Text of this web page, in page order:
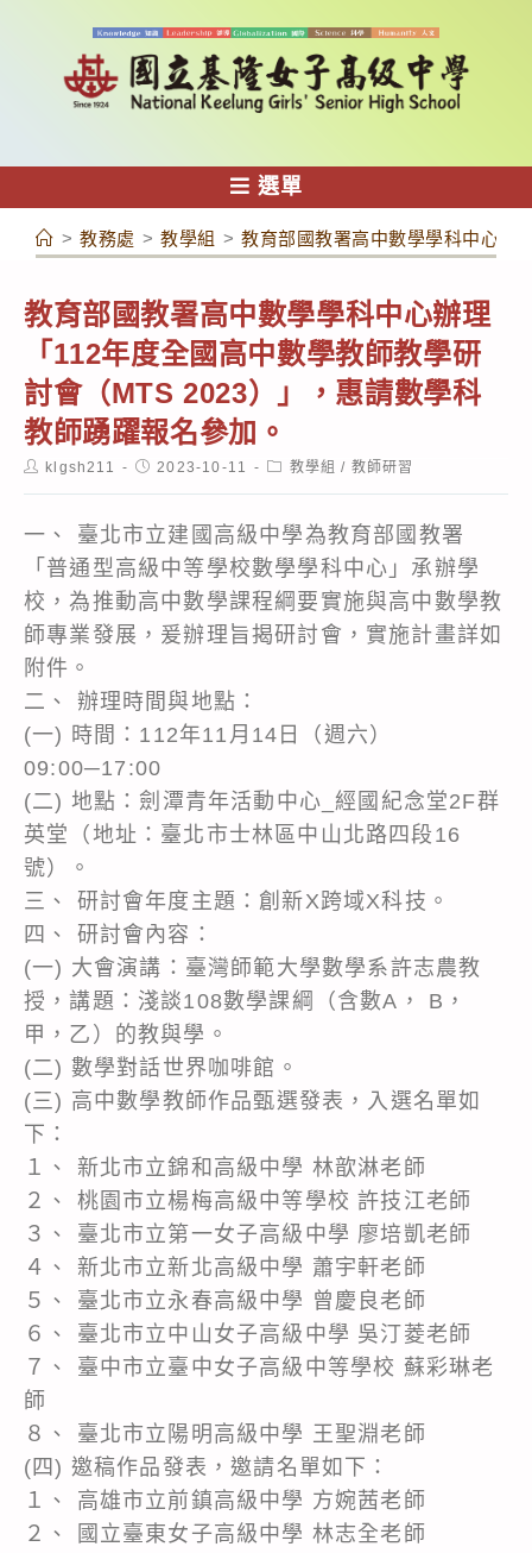
容
選單
> 教務處 > 教學組 > 教育部國教署高中數學學科中心辦
教育部國教署高中數學學科中心辦理
「112年度全國高中數學教師教學研
討會（MTS 2023）」，惠請數學科
教師踴躍報名參加。
Postklgsh211
Post2023-10-11
Post教學組 / 教師研習
一、 臺北市立建國高級中學為教育部國教署
「普通型高級中等學校數學學科中心」承辦學
校，為推動高中數學課程綱要實施與高中數學教
師專業發展，爰辦理旨揭研討會，實施計畫詳如
附件。
二、 辦理時間與地點：
(一) 時間：112年11月14日（週六）
09:00─17:00
(二) 地點：劍潭青年活動中心_經國紀念堂2F群
英堂（地址：臺北市士林區中山北路四段16
號）。
三、 研討會年度主題：創新X跨域X科技。
四、 研討會內容：
(一) 大會演講：臺灣師範大學數學系許志農教
授，講題：淺談108數學課綱（含數A， B，
甲，乙）的教與學。
(二) 數學對話世界咖啡館。
(三) 高中數學教師作品甄選發表，入選名單如
下：
１、 新北市立錦和高級中學 林歆淋老師
２、 桃園市立楊梅高級中等學校 許技江老師
３、 臺北市立第一女子高級中學 廖培凱老師
４、 新北市立新北高級中學 蕭宇軒老師
５、 臺北市立永春高級中學 曾慶良老師
６、 臺北市立中山女子高級中學 吳汀菱老師
７、 臺中市立臺中女子高級中等學校 蘇彩琳老
師
８、 臺北市立陽明高級中學 王聖淵老師
(四) 邀稿作品發表，邀請名單如下：
１、 高雄市立前鎮高級中學 方婉茜老師
２、 國立臺東女子高級中學 林志全老師